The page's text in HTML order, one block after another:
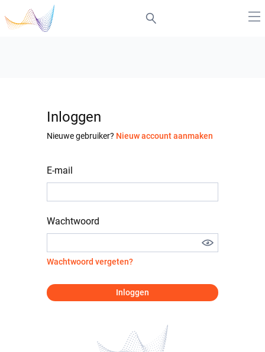
Inloggen
Nieuwe gebruiker? Nieuw account aanmaken
E-mail
Wachtwoord
Wachtwoord vergeten?
Inloggen